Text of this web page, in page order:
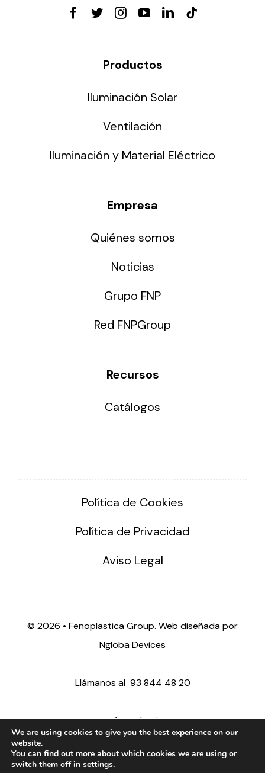
Productos
Iluminación Solar
Ventilación
Iluminación y Material Eléctrico
Empresa
Quiénes somos
Noticias
Grupo FNP
Red FNPGroup
Recursos
Catálogos
Política de Cookies
Política de Privacidad
Aviso Legal
© 2026 • Fenoplastica Group. Web diseñada por
Ngloba Devices
Llámanos al 93 844 48 20
ventas@fenoplastica.com
export@fenoplastica.com
We are using cookies to give you the best experience on our
website.
You can find out more about which cookies we are using or
switch them off in settings.